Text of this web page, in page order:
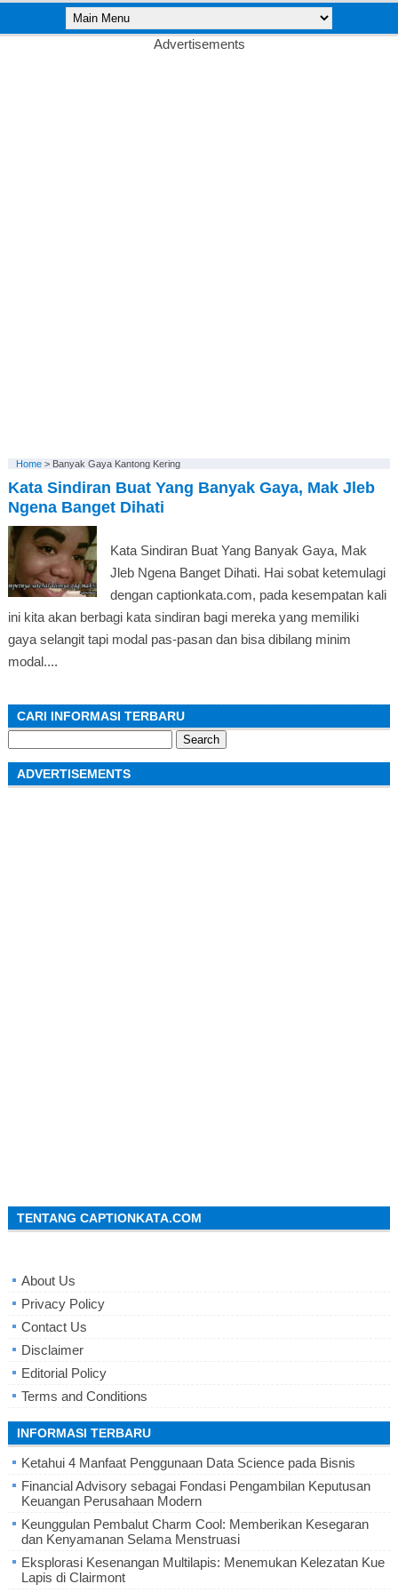
Advertisements
Home> Banyak Gaya Kantong Kering
Kata Sindiran Buat Yang Banyak Gaya, Mak Jleb
Ngena Banget Dihati
Kata Sindiran Buat Yang Banyak Gaya, Mak
Jleb Ngena Banget Dihati. Hai sobat ketemulagi
dengan captionkata.com, pada kesempatan kali
ini kita akan berbagi kata sindiran bagi mereka yang memiliki
gaya selangit tapi modal pas-pasan dan bisa dibilang minim
modal....
CARI INFORMASI TERBARU
for:
ADVERTISEMENTS
TENTANG CAPTIONKATA.COM
About Us
Privacy Policy
Contact Us
Disclaimer
Editorial Policy
Terms and Conditions
INFORMASI TERBARU
Ketahui 4 Manfaat Penggunaan Data Science pada Bisnis
Financial Advisory sebagai Fondasi Pengambilan Keputusan
Keuangan Perusahaan Modern
Keunggulan Pembalut Charm Cool: Memberikan Kesegaran
dan Kenyamanan Selama Menstruasi
Eksplorasi Kesenangan Multilapis: Menemukan Kelezatan Kue
Lapis di Clairmont